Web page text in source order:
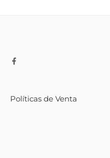
Políticas de Venta